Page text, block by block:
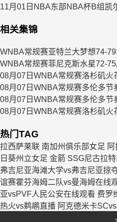
11月01日NBA东部NBA杯B组凯
相关集锦
WNBA常规赛亚特兰大梦想74-
WNBA常规赛菲尼克斯水星72-
08月07日WNBA常规赛洛杉矶火
08月07日WNBA常规赛多伦多节
08月07日WNBA常规赛多伦多节
08月07日WNBA常规赛洛杉矶火
热门TAG
拉西萨莱联 南加州俱乐部女足
日葵州立女足 金箭 SSG尼古拉
弗吉尼亚海滩大学vs弗吉尼亚掠
谊赛霍芬海姆二队vs曼海姆在线
亚vsPVF人民公安在线观看 费罗
热火vs鹈鹕直播 阿克德米卡